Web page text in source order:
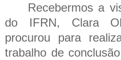
Recebermos a
do IFRN, Clara
procurou para
trabalho de